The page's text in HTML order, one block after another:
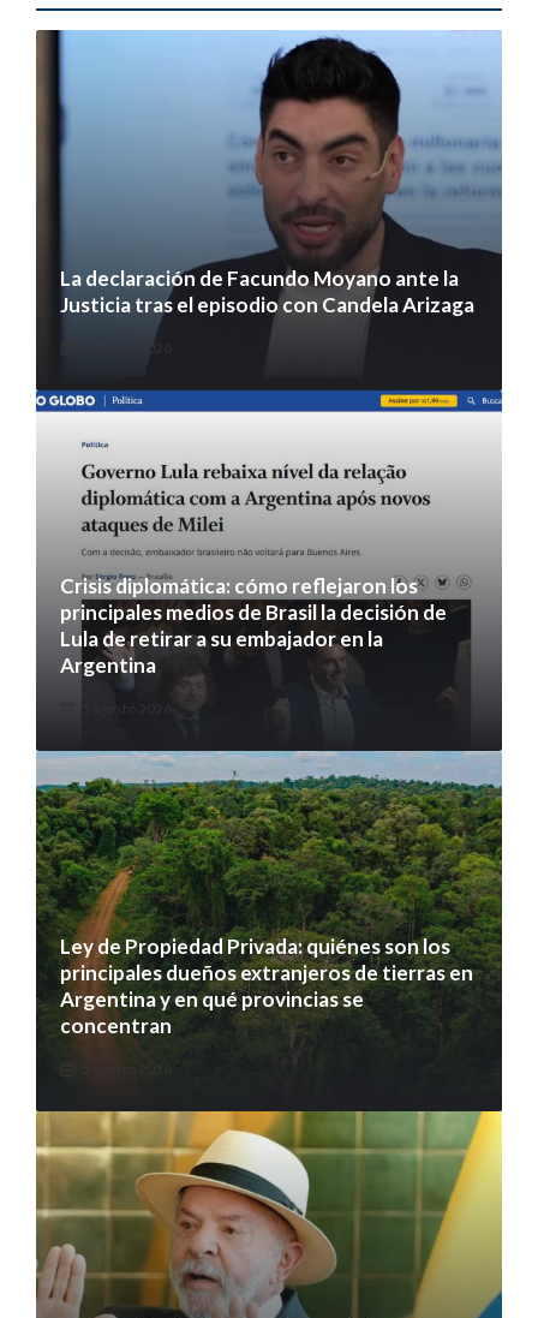
La declaración de Facundo Moyano ante la
Justicia tras el episodio con Candela Arizaga
5 agosto 2026
Crisis diplomática: cómo reflejaron los
principales medios de Brasil la decisión de
Lula de retirar a su embajador en la
Argentina
5 agosto 2026
Ley de Propiedad Privada: quiénes son los
principales dueños extranjeros de tierras en
Argentina y en qué provincias se
concentran